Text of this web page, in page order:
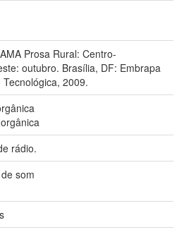
Prosa Rural: Centro-
outubro. Brasília, DF: Embrapa
2009.
rádio.
som